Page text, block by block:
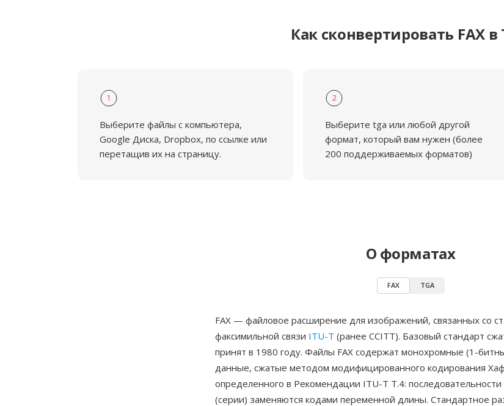
Как сконвертировать FAX в
1
Выберите файлы с компьютера,
Google Диска, Dropbox, по ссылке или
перетащив их на страницу.
2
Выберите tga или любой другой
формат, который вам нужен (более
200 поддерживаемых форматов)
О форматах
FAX TGA
FAX — файловое расширение для изображений, связанных со
факсимильной связи ITU-T (ранее CCITT). Базовый стандарт
принят в 1980 году. Файлы FAX содержат монохромные (1-
данные, сжатые методом модифицированного кодирования
определенного в Рекомендации ITU-T T.4:
(серии) заменяются кодами переменной длины. Стандартное